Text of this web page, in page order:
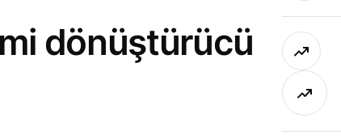
dönüştürücü